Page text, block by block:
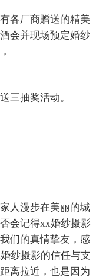
各厂商贈送的精美
会并现场预定婚纱
三抽奖活动。
人漫步在美丽的城
会记得xx婚纱摄影
们的真情挚友，感
纱摄影的信任与支
离拉近，也是因为